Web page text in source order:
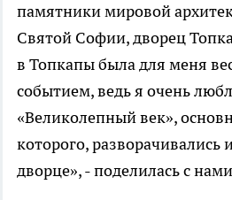
памятники мировой
Святой Софии, дворец
в Топкапы была для меня
событием, ведь я очень
«Великолепный век»,
которого, разворачивались
дворце», - поделилась с